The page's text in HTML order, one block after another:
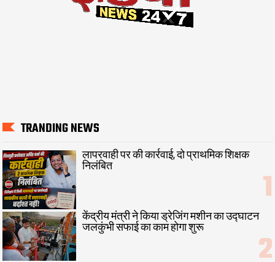
TRANDING NEWS
लापरवाही पर की कार्रवाई, दो प्राथमिक शिक्षक
निलंबित
केंद्रीय मंत्री ने किया ड्रेजिंग मशीन का उद्घाटन
जलकुंभी सफाई का काम होगा शुरू